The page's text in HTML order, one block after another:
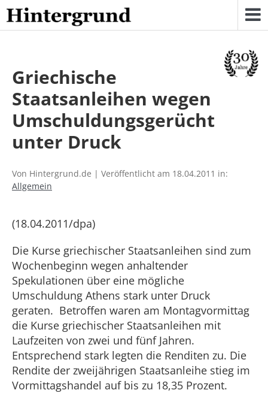
Skip
to
content
Griechische
Staatsanleihen wegen
Umschuldungsgerücht
unter Druck
Von Hintergrund.de | Veröffentlicht am 18.04.2011 in:
Allgemein
(18.04.2011/dpa)
Die Kurse griechischer Staatsanleihen sind zum
Wochenbeginn wegen anhaltender
Spekulationen über eine mögliche
Umschuldung Athens stark unter Druck
geraten. Betroffen waren am Montagvormittag
die Kurse griechischer Staatsanleihen mit
Laufzeiten von zwei und fünf Jahren.
Entsprechend stark legten die Renditen zu. Die
Rendite der zweijährigen Staatsanleihe stieg im
Vormittagshandel auf bis zu 18,35 Prozent.